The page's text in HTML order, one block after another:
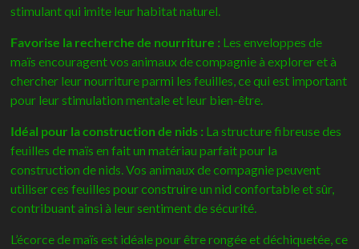
stimulant qui imite leur habitat naturel.
Favorise la recherche de nourriture : Les enveloppes de
maïs encouragent vos animaux de compagnie à explorer et à
chercher leur nourriture parmi les feuilles, ce qui est important
pour leur stimulation mentale et leur bien-être.
Idéal pour la construction de nids : La structure fibreuse des
feuilles de maïs en fait un matériau parfait pour la
construction de nids. Vos animaux de compagnie peuvent
utiliser ces feuilles pour construire un nid confortable et sûr,
contribuant ainsi à leur sentiment de sécurité.
L’écorce de maïs est idéale pour être rongée et déchiquetée, ce